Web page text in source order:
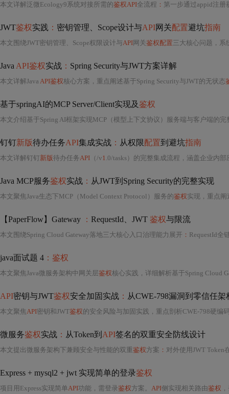
本文详解泛微Ecology9系统对接所需的鉴权API全流程 ： 第一步通过appid注册获取secret与spk；第
JWT鉴权实践 ： 密钥管理、Scope设计与API网关配置避坑指南
本文围绕JWT密钥管理、Scope权限设计与API网关鉴权配置三大核心问题，系统梳理
Java API鉴权实战 ： Spring Security与JWT方案详解
本文详解Java API鉴权核心方案，重点阐述基于Spring Security与JWT的无状态
基于springAI的MCP Server/Client实现及鉴权
钉钉新版待办任务API集成实战 ： 从权限配置到避坑指南
本文详解钉钉新版待办任务API （/v1.0/tasks）的完整集成流程，涵盖企业内
Java MCP服务鉴权实战 ： 从JWT到Spring Security的完整实现
本文聚焦Java生态下MCP（Model Context Protocol）服务的鉴权实现，重点阐
【PaperFlow】Gateway ： RequestId、JWT 鉴权与限流
本文围绕Spring Cloud Gateway落地三大核心入口治理能力展开 ： RequestId全
java面试题 4 ：鉴权
本文聚焦Java微服务架构中网关层鉴权核心实践，详细解析基于Spring Cloud
API密钥与JWT鉴权安全加固实战 ： 从CWE-798漏洞到零信任架
本文聚焦API密钥和JWT鉴权的安全风险与加固实践，重点剖析CWE-798硬编码凭证漏洞的典型场景
微服务鉴权实战 ： 从Token到 API签名的双重安全防线设计
本文提出微服务架构下兼顾安全与性能的双重鉴权方案 ： 对外使用JWT Token在网
Express + mysql2 + jwt 实现简单的登录鉴权
项目用Express实现简单API功能，需登录鉴权方案。 API侧实现相关路由鉴权 ，